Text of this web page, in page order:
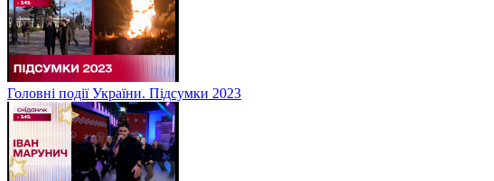
Головні події України. Підсумки 2023